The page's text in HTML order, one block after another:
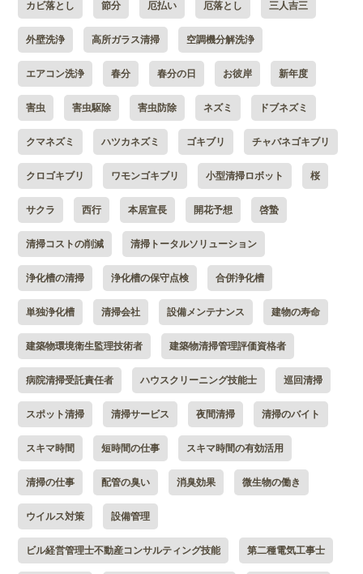
カビ落とし 節分 厄払い 厄落とし 三人吉三
外壁洗浄 高所ガラス清掃 空調機分解洗浄
エアコン洗浄 春分 春分の日 お彼岸 新年度
害虫 害虫駆除 害虫防除 ネズミ ドブネズミ
クマネズミ ハツカネズミ ゴキブリ チャバネゴキブリ
クロゴキブリ ワモンゴキブリ 小型清掃ロボット 桜
サクラ 西行 本居宣長 開花予想 啓蟄
清掃コストの削減 清掃トータルソリューション
浄化槽の清掃 浄化槽の保守点検 合併浄化槽
単独浄化槽 清掃会社 設備メンテナンス 建物の寿命
建築物環境衛生監理技術者 建築物清掃管理評価資格者
病院清掃受託責任者 ハウスクリーニング技能士 巡回清掃
スポット清掃 清掃サービス 夜間清掃 清掃のバイト
スキマ時間 短時間の仕事 スキマ時間の有効活用
清掃の仕事 配管の臭い 消臭効果 微生物の働き
ウイルス対策 設備管理
ビル経営管理士不動産コンサルティング技能 第二種電気工事士